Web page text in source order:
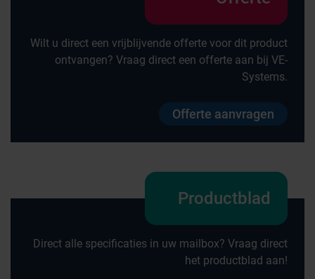
Wilt u direct een vrijblijvende offerte voor dit product
ontvangen? Vraag direct een offerte aan bij VE-
Systems.
Offerte aanvragen
Productblad
Direct alle specificaties in uw mailbox? Vraag direct
het productblad aan!